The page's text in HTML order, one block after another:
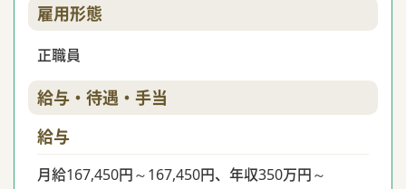
雇用形態
正職員
給与・待遇・手当
給与
月給167,450円～167,450円、年収350万円～